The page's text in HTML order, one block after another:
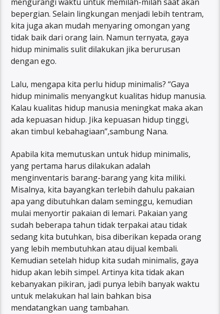
bepergian. Selain lingkungan menjadi lebih tentram,
kita juga akan mudah menyaring omongan yang
tidak baik dari orang lain. Namun ternyata, gaya
hidup minimalis sulit dilakukan jika berurusan
dengan ego.
Lalu, mengapa kita perlu hidup minimalis? “Gaya
hidup minimalis menyangkut kualitas hidup manusia.
Kalau kualitas hidup manusia meningkat maka akan
ada kepuasan hidup. Jika kepuasan hidup tinggi,
akan timbul kebahagiaan”,sambung Nana.
Apabila kita memutuskan untuk hidup minimalis,
yang pertama harus dilakukan adalah
menginventaris barang-barang yang kita miliki.
Misalnya, kita bayangkan terlebih dahulu pakaian
apa yang dibutuhkan dalam seminggu, kemudian
mulai menyortir pakaian di lemari. Pakaian yang
sudah beberapa tahun tidak terpakai atau tidak
sedang kita butuhkan, bisa diberikan kepada orang
yang lebih membutuhkan atau dijual kembali.
Kemudian setelah hidup kita sudah minimalis, gaya
hidup akan lebih simpel. Artinya kita tidak akan
kebanyakan pikiran, jadi punya lebih banyak waktu
untuk melakukan hal lain bahkan bisa
mendatangkan uang tambahan.